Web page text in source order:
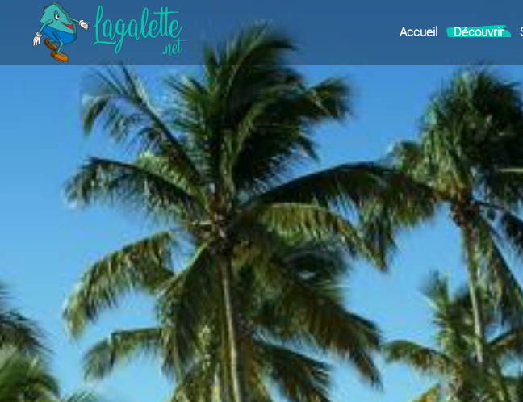
Accéder au contenu principal
Accueil Découvrir